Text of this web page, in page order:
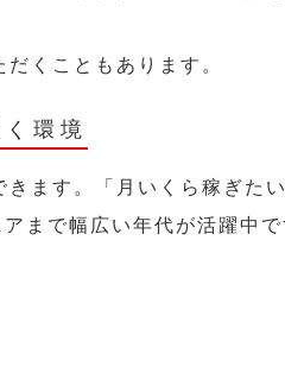
くこともあります。
環境
ます。「月いくら稼ぎた
まで幅広い年代が活躍中で